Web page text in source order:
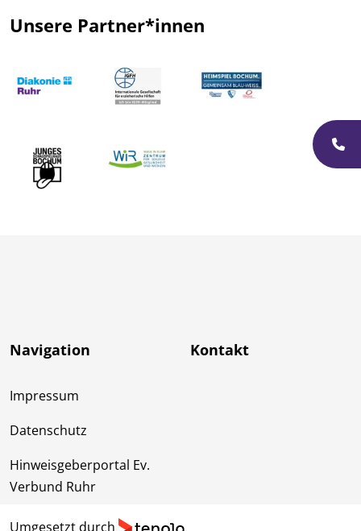
Unsere Partner*innen
Navigation
Impressum
Datenschutz
Hinweisgeberportal Ev.
Verbund Ruhr
Kontakt
Umgesetzt durch